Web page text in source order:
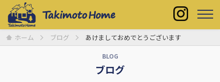
ホーム ブログ あけましておめでとうございます
BLOG
ブログ